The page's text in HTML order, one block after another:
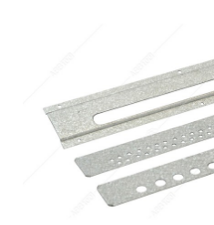
Новини
Контакти